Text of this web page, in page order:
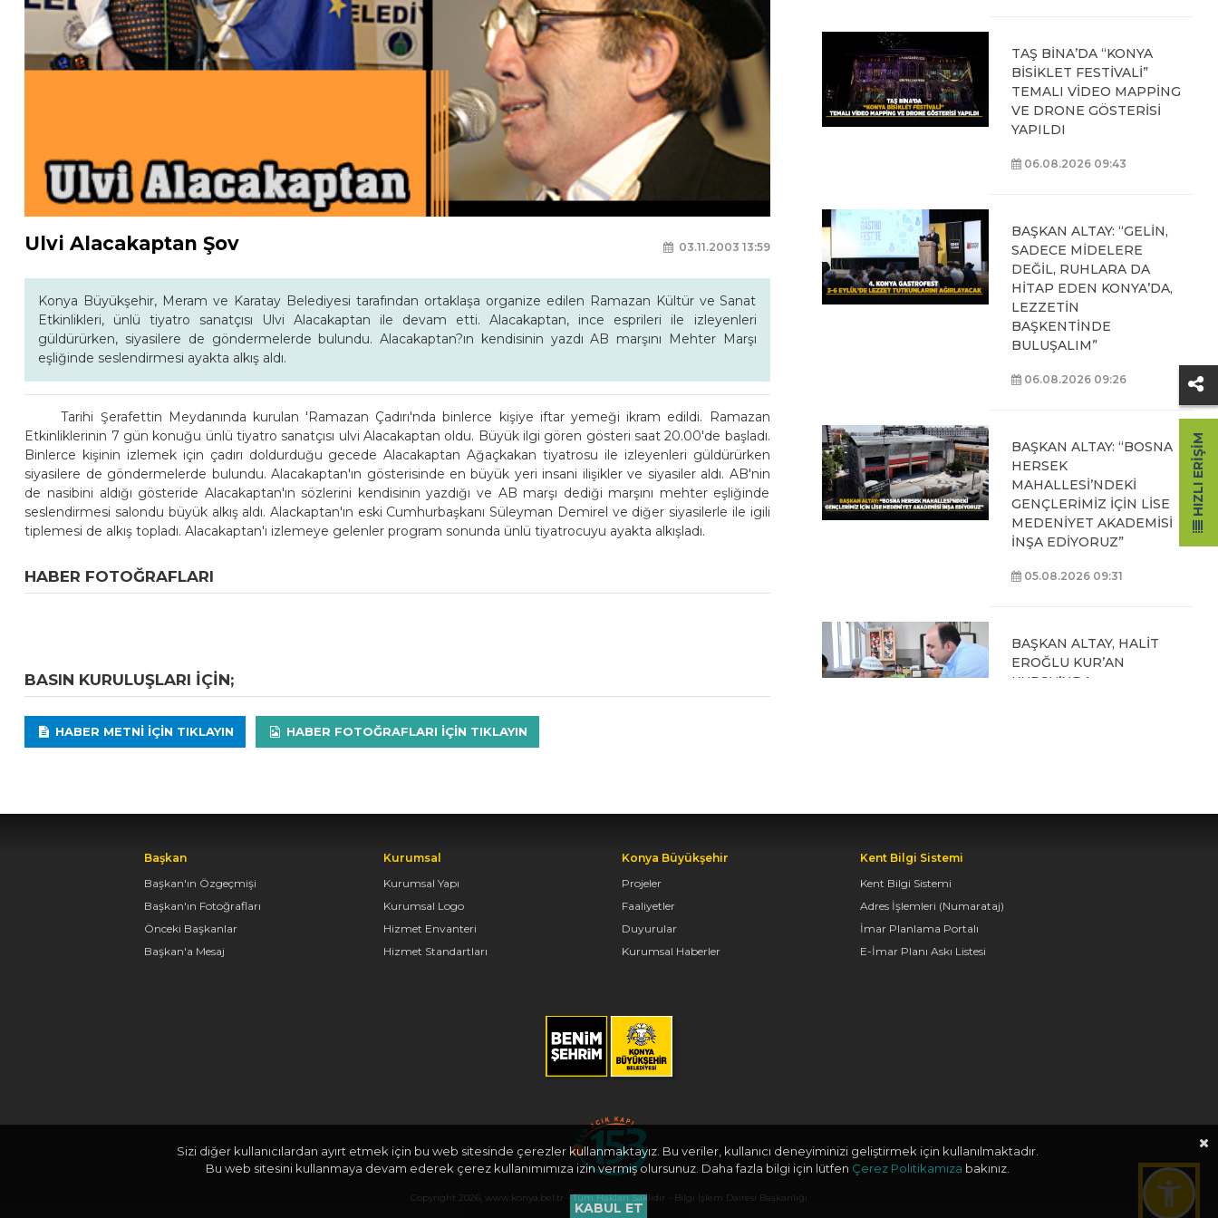
Ulvi Alacakaptan Şov 03.11.2003 13:59
Konya Büyükşehir, Meram ve Karatay Belediyesi tarafından ortaklaşa organize edilen Ramazan Kültür ve Sanat
Etkinlikleri, ünlü tiyatro sanatçısı Ulvi Alacakaptan ile devam etti. Alacakaptan, ince esprileri ile izleyenleri
güldürürken, siyasilere de göndermelerde bulundu. Alacakaptan?ın kendisinin yazdı AB marşını Mehter Marşı
eşliğinde seslendirmesi ayakta alkış aldı.
Tarihi Şerafettin Meydanında kurulan 'Ramazan Çadırı'nda binlerce kişiye iftar yemeği ikram edildi. Ramazan
Etkinliklerinin 7 gün konuğu ünlü tiyatro sanatçısı ulvi Alacakaptan oldu. Büyük ilgi gören gösteri saat 20.00'de başladı.
Binlerce kişinin izlemek için çadırı doldurduğu gecede Alacakaptan Ağaçkakan tiyatrosu ile izleyenleri güldürürken
siyasilere de göndermelerde bulundu. Alacakaptan'ın gösterisinde en büyük yeri insani ilişikler ve siyasiler aldı. AB'nin
de nasibini aldığı gösteride Alacakaptan'ın sözlerini kendisinin yazdığı ve AB marşı dediği marşını mehter eşliğinde
seslendirmesi salondu büyük alkış aldı. Alackaptan'ın eski Cumhurbaşkanı Süleyman Demirel ve diğer siyasilerle ile igili
tiplemesi de alkış topladı. Alacakaptan'ı izlemeye gelenler program sonunda ünlü tiyatrocuyu ayakta alkışladı.
HABER FOTOĞRAFLARI
BASIN KURULUŞLARI IÇIN;
HABER METNI IÇIN TIKLAYIN HABER FOTOĞRAFLARI IÇIN TIKLAYIN
AVRUPA BİSİKLET
BAŞKENTİ KONYA'DA
BİSİKLET FESTİVALİ
HEYECANI BAŞLADI
BAŞKAN ALTAY: “GENÇ
KOMEK VE
BİLGEHANELERDE 30
BİN ÖĞRENCİMİZ YAZ
AYLARINI BİZİMLE
BİRLİKTE GEÇİRİYOR”
07.08.2026 14:30
BAŞKAN ALTAY, GENÇ
KOMEK AKIL VE ZEKÂ
OYUNLARI’NIN FİNAL
TURUNDA
ÖĞRENCİLERİN
HEYECANINI PAYLAŞTI
06.08.2026 15:06
BAŞKAN ALTAY, KEÇİLİ
KANALI ISLAH
Başkan
Başkan'ın Özgeçmişi
Başkan'ın Fotoğrafları
Önceki Başkanlar
Başkan'a Mesaj
Kurumsal
Kurumsal Yapı
Kurumsal Logo
Hizmet Envanteri
Hizmet Standartları
Konya Büyükşehir
Projeler
Faaliyetler
Duyurular
Kurumsal Haberler
Kent Bilgi Sistemi
Kent Bilgi Sistemi
Adres İşlemleri (Numarataj)
İmar Planlama Portalı
E-İmar Planı Askı Listesi
Copyright 2026, www.konya.bel.tr - Tüm Hakları Saklıdır - Bilgi İşlem Dairesi Başkanlığı
HIZLI ERIŞIM
Sizi diğer kullanıcılardan ayırt etmek için bu web sitesinde çerezler kullanmaktayız. Bu veriler, kullanıcı deneyiminizi geliştirmek için kullanılmaktadır.
Bu web sitesini kullanmaya devam ederek çerez kullanımımıza izin vermiş olursunuz. Daha fazla bilgi için lütfen Çerez Politikamıza bakınız.
KABUL ET